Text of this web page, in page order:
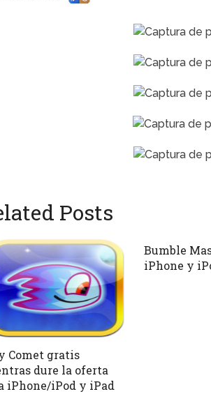
Posts
Comet gratis
dure la oferta
iPhone/iPod y iPad
Bumble
iPhone y